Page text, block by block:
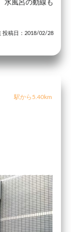
水風呂の動線も
投稿日：2018/02/28
駅から5.40km